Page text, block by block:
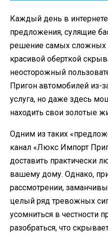
Каждый день в
предложения, сулящие
решение самых сложных
красивой оберткой
неосторожный
Пригон автомобилей из-
услуга, но даже здесь
находить свои золотые
Одним из таких
канал «Люкс Импорт
доставить практически
вашему дому. Однако,
рассмотрении,
целый ряд тревожных
усомниться в честности
разобраться, что